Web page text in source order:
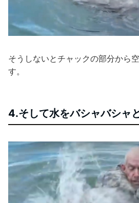
そうしないとチャックの部分から
す。
4.そして水をバシャバシャ